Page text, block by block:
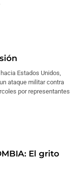
Estados Unidos,
ataque militar contra
por representantes
El grito